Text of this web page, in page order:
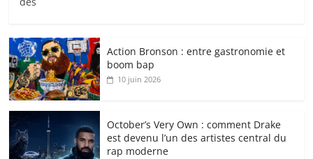
Action Bronson : entre gastronomie et
boom bap
10 juin 2026
October’s Very Own : comment Drake
est devenu l’un des artistes central du
rap moderne